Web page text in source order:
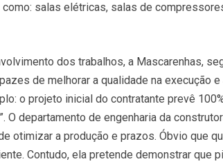
salas elétricas, salas de
dos trabalhos, a Mascarenhas,
de melhorar a qualidade na execução
o projeto inicial do contratante prevê
O departamento de engenharia da
otimizar a produção e prazos. Óbvio que
Contudo, ela pretende demonstrar que